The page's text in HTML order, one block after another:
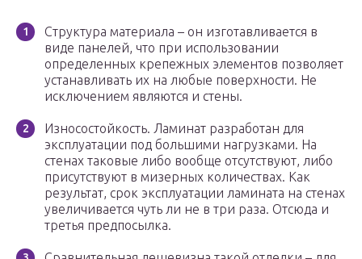
Структура материала – он изготавливается в
виде панелей, что при использовании
определенных крепежных элементов позволяет
устанавливать их на любые поверхности. Не
исключением являются и стены.
Износостойкость. Ламинат разработан для
эксплуатации под большими нагрузками. На
стенах таковые либо вообще отсутствуют, либо
присутствуют в мизерных количествах. Как
результат, срок эксплуатации ламината на стенах
увеличивается чуть ли не в три раза. Отсюда и
третья предпосылка.